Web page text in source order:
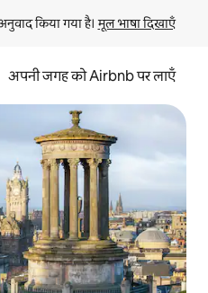
किया गया है। मूल भाषा दिखाएँ
अपनी जगह को Airbnb पर लाएँ